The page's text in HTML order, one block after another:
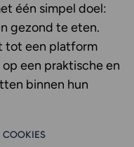
één simpel doel:
gezond te eten.
tot een platform
een praktische en
binnen hun
COOKIES